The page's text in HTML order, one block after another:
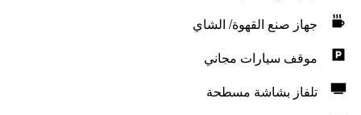
جهاز صنع القهوة/ الشاي
موقف سيارات مجاني
تلفاز بشاشة مسطحة